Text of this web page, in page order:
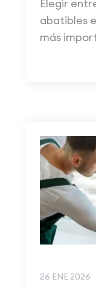
Elegir
abatibles
más
26 ENE 2026